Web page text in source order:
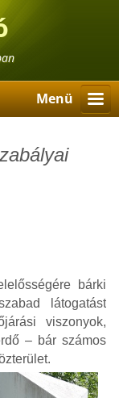
Menü
bárki
látogatást
viszonyok,
– bár számos